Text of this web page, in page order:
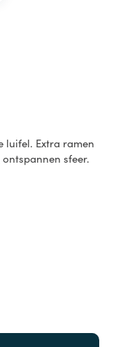
luifel. Extra ramen
sfeer.